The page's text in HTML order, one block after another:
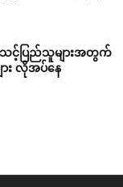
သင့်ပြည်သူများအတွက်
ား လိုအပ်နေ